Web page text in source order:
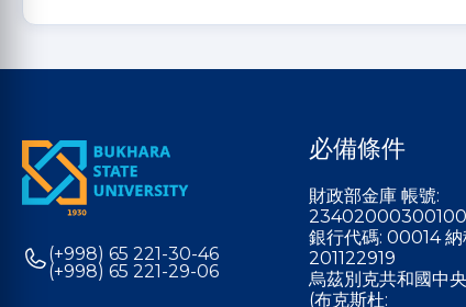
(+998) 65 221-30-46
(+998) 65 221-29-06
必備條件
財政部金庫 帳號:
銀行代碼: 00014 納
201122919
烏茲別克共和國中
(布克斯杜: